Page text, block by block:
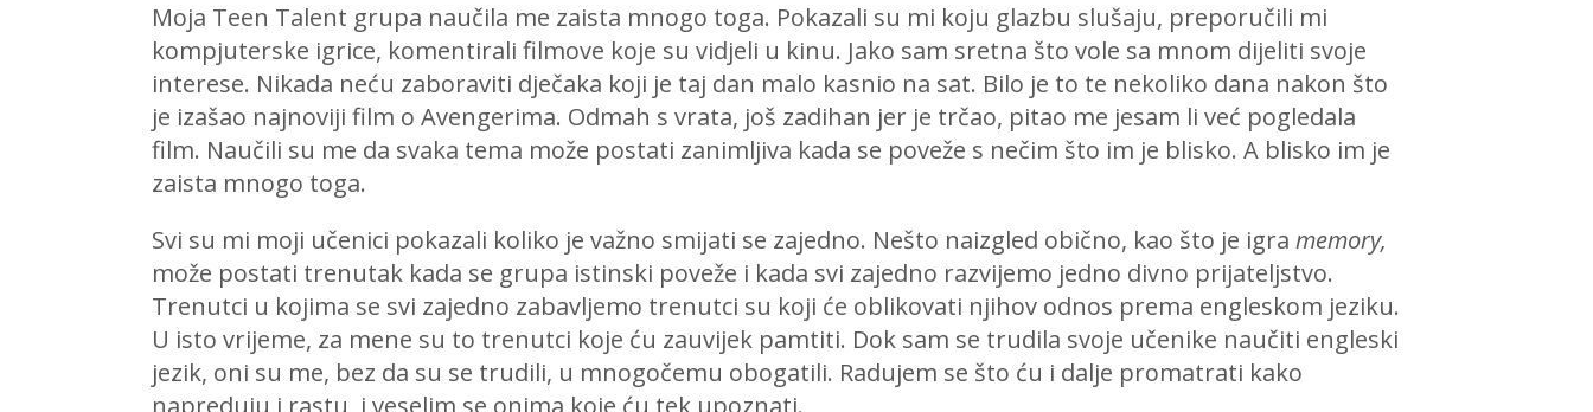
Moja Teen Talent grupa naučila me zaista mnogo toga. Pokazali su mi koju glazbu slušaju, preporučili mi
kompjuterske igrice, komentirali filmove koje su vidjeli u kinu. Jako sam sretna što vole sa mnom dijeliti svoje
interese. Nikada neću zaboraviti dječaka koji je taj dan malo kasnio na sat. Bilo je to te nekoliko dana nakon što
je izašao najnoviji film o Avengerima. Odmah s vrata, još zadihan jer je trčao, pitao me jesam li već pogledala
film. Naučili su me da svaka tema može postati zanimljiva kada se poveže s nečim što im je blisko. A blisko im je
zaista mnogo toga.
Svi su mi moji učenici pokazali koliko je važno smijati se zajedno. Nešto naizgled obično, kao što je igra memory,
može postati trenutak kada se grupa istinski poveže i kada svi zajedno razvijemo jedno divno prijateljstvo.
Trenutci u kojima se svi zajedno zabavljemo trenutci su koji će oblikovati njihov odnos prema engleskom jeziku.
U isto vrijeme, za mene su to trenutci koje ću zauvijek pamtiti. Dok sam se trudila svoje učenike naučiti engleski
jezik, oni su me, bez da su se trudili, u mnogočemu obogatili. Radujem se što ću i dalje promatrati kako
napreduju i rastu, i veselim se onima koje ću tek upoznati.